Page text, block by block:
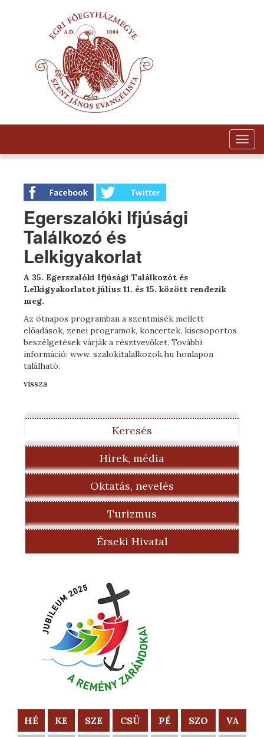
Egerszalóki Ifjúsági
Találkozó és
Lelkigyakorlat
A 35. Egerszalóki Ifjúsági Találkozót és
Lelkigyakorlatot július 11. és 15. között rendezik
meg.
Az ötnapos programban a szentmisék mellett
előadások, zenei programok, koncertek, kiscsoportos
beszélgetések várják a résztvevőket. További
információ: www. szalokitalalkozok.hu honlapon
található.
vissza
Keresés
Hírek, média
Oktatás, nevelés
Turizmus
Érseki Hivatal
HÉ KE SZE CSÜ PÉ SZO VA